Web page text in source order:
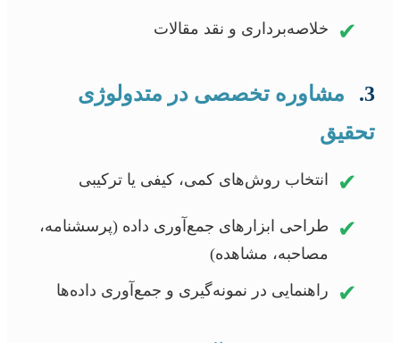
✔ خلاصه‌برداری و نقد مقالات
3.
مشاوره تخصصی در متدولوژی
تحقیق
✔ انتخاب روش‌های کمی، کیفی یا ترکیبی
✔
طراحی ابزارهای جمع‌آوری داده (پرسشنامه،
مصاحبه، مشاهده)
✔ راهنمایی در نمونه‌گیری و جمع‌آوری داده‌ها